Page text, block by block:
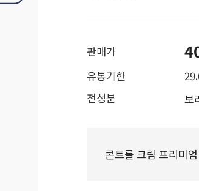
판매가
유통기한
전성분
보